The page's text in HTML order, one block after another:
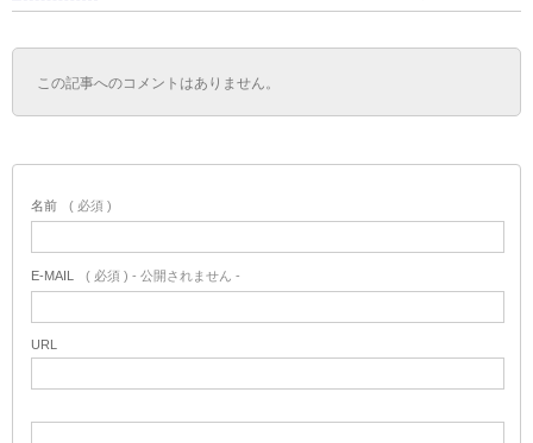
この記事へのコメントはありません。
名前 ( 必須 )
E-MAIL ( 必須 ) - 公開されません -
URL